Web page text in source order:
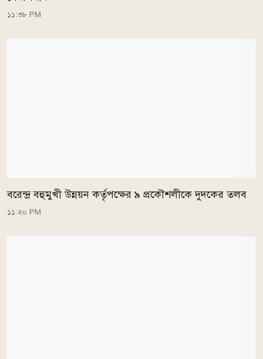
১১:৩৮ PM
বরেন্দ্র বহুমুখী উন্নয়ন কর্তৃপক্ষের ৯ প্রকৌশলীকে দুদকের তলব
১১:২০ PM